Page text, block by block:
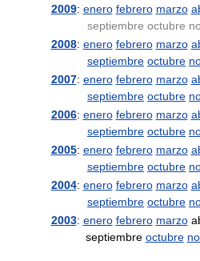
2009: enero febrero marzo
septiembre octubre
2008: enero febrero marzo
septiembre octubre
2007: enero febrero marzo
septiembre octubre
2006: enero febrero marzo
septiembre octubre
2005: enero febrero marzo
septiembre octubre
2004: enero febrero marzo
septiembre octubre
2003: enero febrero marzo
septiembre octubre